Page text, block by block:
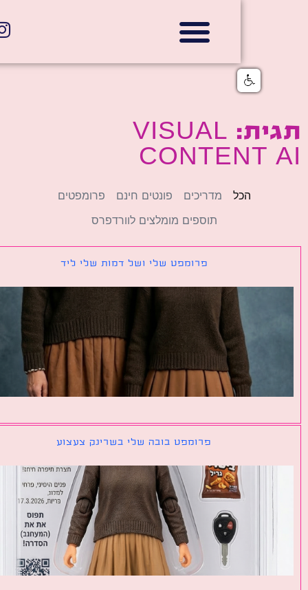
תגית: VISUAL
CONTENT
מדריכים פונטים חינם
פרומפטים
תוספים מומלצים לוורדפרס
פרומפט שלי ושל דמות שלי ליד
פרומפט בובה שלי בשרינק צעצוע